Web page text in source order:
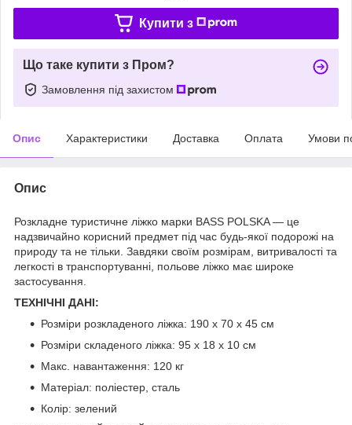
Купити з
Що таке купити з Пром?
Замовлення під захистом
Опис Характеристики Доставка Оплата Умови
Опис
Розкладне туристичне ліжко марки BASS POLSKA — це
надзвичайно корисний предмет під час будь-якої подорожі на
природу та не тільки. Завдяки своїм розмірам, витривалості та
легкості в транспортуванні, польове ліжко має широке
застосування.
ТЕХНІЧНІ ДАНІ:
Розміри розкладеного ліжка: 190 x 70 x 45 см
Розміри складеного ліжка: 95 x 18 x 10 см
Макс. навантаження: 120 кг
Матеріал: поліестер, сталь
Колір: зелений